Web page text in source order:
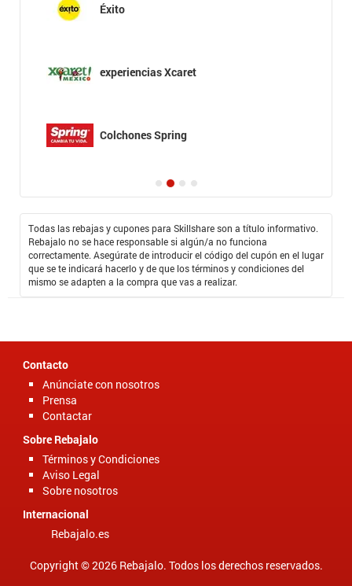
Éxito
experiencias Xcaret
Colchones Spring
Todas las rebajas y cupones para Skillshare son a título informativo.
Rebajalo no se hace responsable si algún/a no funciona
correctamente. Asegúrate de introducir el código del cupón en el lugar
que se te indicará hacerlo y de que los términos y condiciones del
mismo se adapten a la compra que vas a realizar.
Contacto
Anúnciate con nosotros
Prensa
Contactar
Sobre Rebajalo
Términos y Condiciones
Aviso Legal
Sobre nosotros
Internacional
Rebajalo.es
Copyright © 2026 Rebajalo. Todos los derechos reservados.